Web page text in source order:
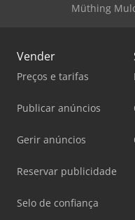
Müthing
Vender
Preços e tarifas
Publicar anúncios
Gerir anúncios
Reservar publicidade
Selo de confiança